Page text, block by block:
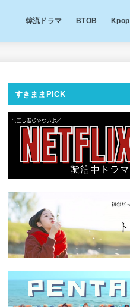
韓流ドラマ BTOB Kpop
すきままPICK